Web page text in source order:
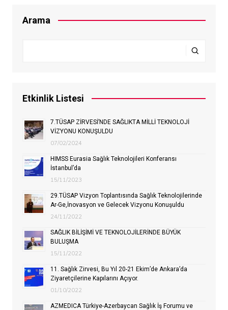
Arama
Etkinlik Listesi
7.TÜSAP ZİRVESİ’NDE SAĞLIKTA MİLLİ TEKNOLOJİ
VİZYONU KONUŞULDU
07/02/2024
HIMSS Eurasia Sağlık Teknolojileri Konferansı
İstanbul’da
15/11/2023
29.TÜSAP Vizyon Toplantısında Sağlık Teknolojilerinde
Ar-Ge,İnovasyon ve Gelecek Vizyonu Konuşuldu
24/11/2022
SAĞLIK BİLİŞİMİ VE TEKNOLOJİLERİNDE BÜYÜK
BULUŞMA
15/11/2022
11. Sağlık Zirvesi, Bu Yıl 20-21 Ekim’de Ankara’da
Ziyaretçilerine Kapılarını Açıyor.
01/10/2022
AZMEDICA Türkiye-Azerbaycan Sağlık İş Forumu ve